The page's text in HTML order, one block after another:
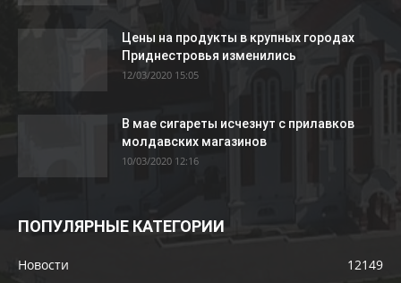
Цены на продукты в крупных городах
Приднестровья изменились
12/03/2020 15:05
В мае сигареты исчезнут с прилавков
молдавских магазинов
10/03/2020 12:16
ПОПУЛЯРНЫЕ КАТЕГОРИИ
Новости 12149